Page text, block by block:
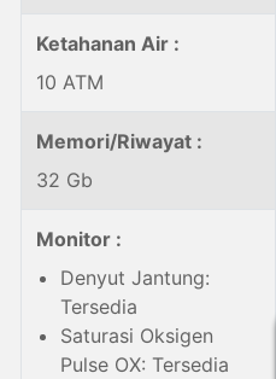
Ketahanan Air :
10 ATM
Memori/Riwayat :
32 Gb
Monitor :
Denyut Jantung:
Tersedia
Saturasi Oksigen
Pulse OX: Tersedia